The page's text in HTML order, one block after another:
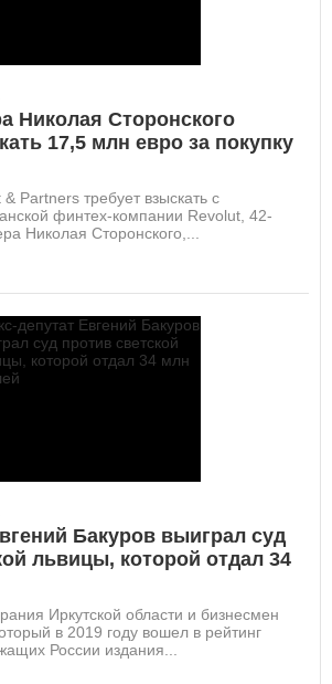
Николая Сторонского
17,5 млн евро за покупку
Partners требует взыскать с
финтех-компании Revolut, 42-
Николая Сторонского,...
Бакуров выиграл суд
львицы, которой отдал 34
Иркутской области и бизнесмен
в 2019 году вошел в рейтинг
России издания...